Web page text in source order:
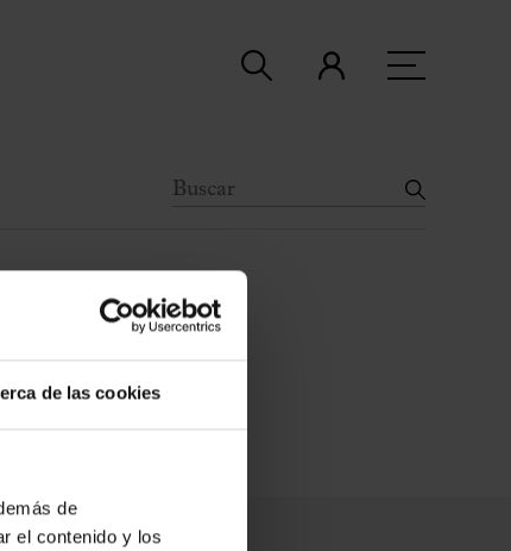
de las cookies
de
el contenido y los